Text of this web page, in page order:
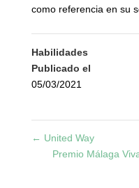
como referencia en su
Habilidades
Publicado el
05/03/2021
← United Way
Premio Málaga